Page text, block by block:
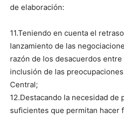
de elaboración:
11.Teniendo en cuenta el
lanzamiento de las
razón de los desacuerdos
inclusión de las
Central;
12.Destacando la necesidad de
suficientes que permitan hacer